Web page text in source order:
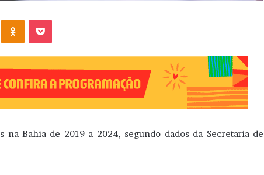
VK OK
Bahia de 2019 a 2024, segundo dados da Secretaria de